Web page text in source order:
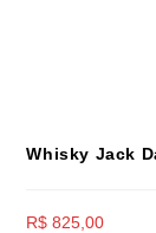
Whisky Jack
R$ 825,00